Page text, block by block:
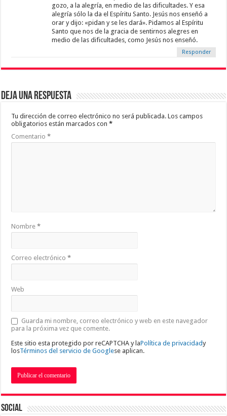
gozo, a la alegría, en medio de las dificultades. Y esa
alegría sólo la da el Espíritu Santo. Jesús nos enseñó a
orar y dijo: «pidan y se les dará». Pidamos al Espíritu
Santo que nos de la gracia de sentirnos alegres en
medio de las dificultades, como Jesús nos enseñó.
Responder
Deja una respuesta
Tu dirección de correo electrónico no será publicada. Los campos
obligatorios están marcados con*
Comentario*
Nombre*
Correo electrónico*
Web
Guarda mi nombre, correo electrónico y web en este navegador
para la próxima vez que comente.
Este sitio esta protegido por reCAPTCHA y laPolítica de privacidady
losTérminos del servicio de Googlese aplican.
Social